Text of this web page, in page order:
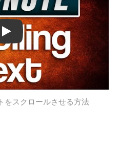
Play: Keynote (Google I/O '18)
をスクロールさせる方法